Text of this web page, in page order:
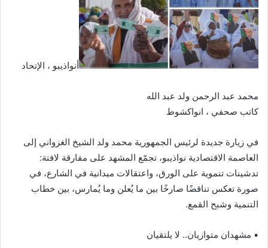
أنواذيبو ، الإتحاد
محمد عبد الرحمن ولد عبد الله
كاتب صحفي ، انواكشوط
في زيارة جديدة لرئيس الجمهورية محمد ولد الشيخ الغزواني إلى
العاصمة الاقتصادية نواذيبو، تجمّع المشهد على مفارقة لافتة:
تدشينات تنموية على الورق، واعتقالات ميدانية في الشارع، في
صورة تعكس تناقضًا صارخًا بين ما يُعلن وما يُمارس، بين خطاب
التنمية وشبح القمع.
▪︎ مشهدان متوازيان.. لا يلتقيان